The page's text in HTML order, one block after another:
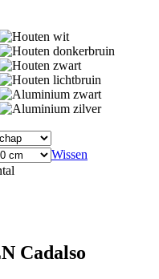
Wissen
Cadalso